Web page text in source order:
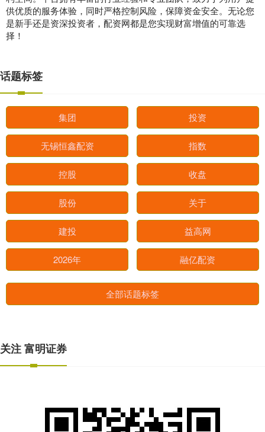
供优质的服务体验，同时严格控制风险，保障资金安全。无论您
是新手还是资深投资者，配资网都是您实现财富增值的可靠选
择！
话题标签
集团 投资
无锡恒鑫配资 指数
控股 收盘
股份 关于
建投 益高网
2026年 融亿配资
全部话题标签
关注 富明证券